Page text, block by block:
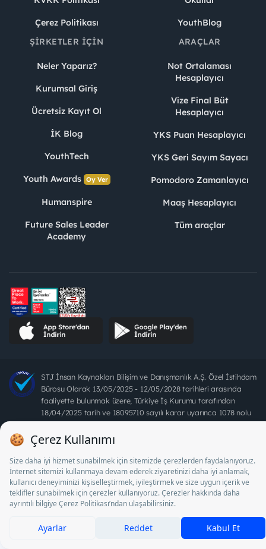
Çerez Politikası
YouthBlog
ŞIRKETLER İÇIN
Neler Yaparız?
Kurumsal Giriş
Ücretsiz Kayıt Ol
İK Blog
YouthTech
Youth Awards Oy Ver
Humanspire
Future Sales Leader
Academy
ARAÇLAR
Not Ortalaması
Hesaplayıcı
Vize Final Büt
Hesaplayıcı
YKS Puan Hesaplayıcı
YKS Geri Sayım Sayacı
Pomodoro Zamanlayıcı
Maaş Hesaplayıcı
Tüm araçlar
STJ İnsan Kaynakları Bilişim ve Danışmanlık A.Ş. Özel İstihdam
Bürosu Olarak 13/05/2025 - 12/05/2028 tarihleri arasında
faaliyette bulunmak üzere, Türkiye İş Kurumu tarafından
18/04/2025 tarih ve 18095710 sayılı karar uyarınca 1078 nolu
belge ile faaliyet göstermektedir. 4904 sayılı kanun uyarınca iş
arayanlardan ücret alınması yasaktır.